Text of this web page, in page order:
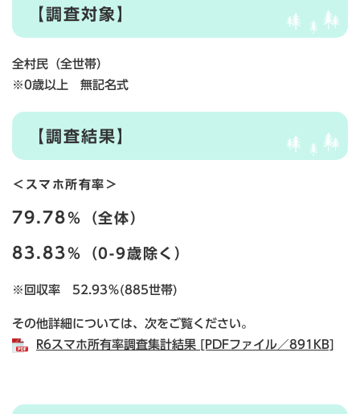
【調査対象】
全村民（全世帯）
※0歳以上 無記名式
【調査結果】
＜スマホ所有率＞
79.78％（全体）
83.83％（0-9歳除く）
※回収率 52.93％(885世帯)
その他詳細については、次をご覧ください。
R6スマホ所有率調査集計結果 [PDFファイル／891KB]